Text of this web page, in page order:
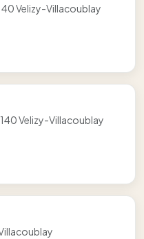
Velizy-Villacoublay
Velizy-Villacoublay